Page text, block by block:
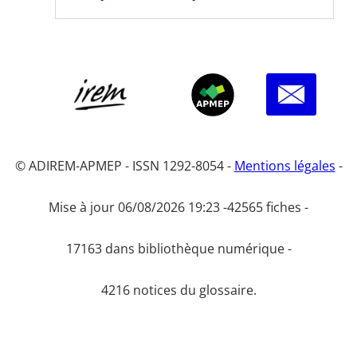
© ADIREM-APMEP - ISSN 1292-8054 - Mentions légales -
Mise à jour 06/08/2026 19:23 -42565 fiches -
17163 dans bibliothèque numérique -
4216 notices du glossaire.